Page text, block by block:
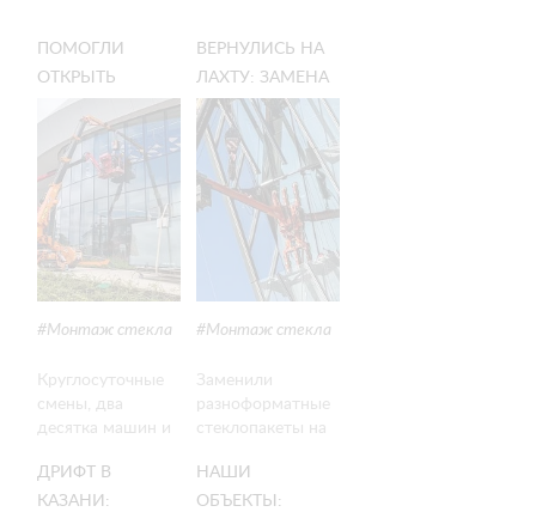
ПОМОГЛИ
ОТКРЫТЬ
ВИННЫЙ ГОРОД
«БЕЛЫЙ МЫС» В
ГЕЛЕНДЖИКЕ
ВОВРЕМЯ
Монтаж стекла
Круглосуточные
смены, два
десятка машин и
монтажных работ
и остекления в
ВЕРНУЛИСЬ НА
ЛАХТУ: ЗАМЕНА
2-ТОННЫХ
СТЕКЛОПАКЕТОВ
НА
СКОШЕННОМ
ФАСАДЕ
Монтаж стекла
Заменили
разноформатные
стеклопакеты на
фасаде Лахта
Центра — самый
ДРИФТ В
КАЗАНИ:
НАШИ
ОБЪЕКТЫ: